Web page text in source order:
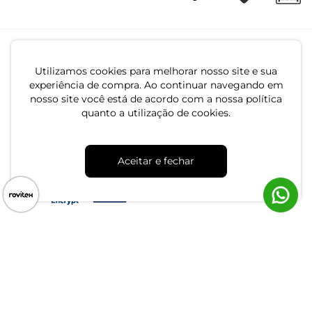
Utilizamos cookies para melhorar nosso site e sua
experiência de compra. Ao continuar navegando em
nosso site você está de acordo com a nossa política
quanto a utilização de cookies.
Aceitar e fechar
CNPJ: 79.233.672/0001-05
Av. Maria Marangoni, 391 - 89129-080 - Luiz Alves - SC